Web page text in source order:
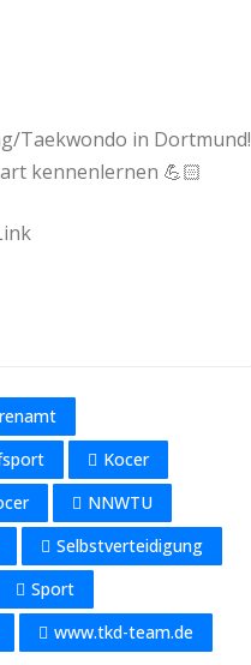
Taekwondo in Dortmund!
kennenlernen 💪🏻
Kocer
NNWTU
Selbstverteidigung
Sport
www.tkd-team.de